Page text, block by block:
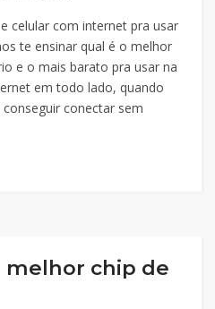
celular com internet pra usar
te ensinar qual é o melhor
e o mais barato pra usar na
em todo lado, quando
conectar sem
melhor chip de